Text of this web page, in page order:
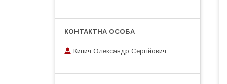
Кипич Олександр Сергійович